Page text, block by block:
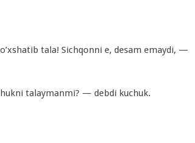
tala! Sichqonni e, desam emaydi, —
talaymanmi? — debdi kuchuk.